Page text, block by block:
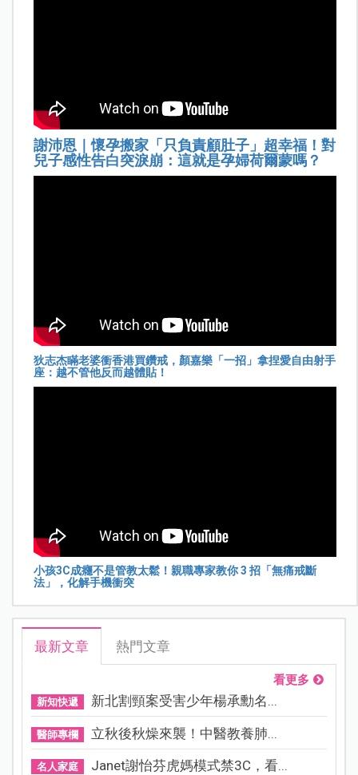
謝沛恩｜懷孕搬家「只負責顧肚子」超幸福！對
兒子感性告白突淚崩：這就是孕婦荷爾蒙嗎？
狄志杰瞞老婆衝香港買鑽戒，顏嘉樂「一招」拿捏愛自由射手
座：越不管他反而越體貼！
小孩3C成癮不是管教太鬆！親職專家教你 3 招「無痛戒斷
法」，化解手機衝突
最新文章 熱門文章
看更多
新知快遞 新北割頸案受害少年楊承勳名...
醫師專欄 立秋後秋燥來襲！中醫教養肺...
名人家庭 Janet謝怡芬虎媽模式禁3C，看...